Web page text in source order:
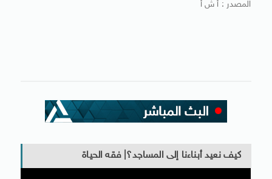
المصدر : أ ش أ
كيف نعيد أبناءنا إلى المساجد؟| فقه الحياة